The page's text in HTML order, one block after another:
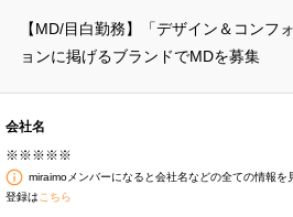
【MD/目白勤務】「デザイン＆コンフ
ョンに掲げるブランドでMDを募集
会社名
※※※※※
miraimoメンバーになると会社名などの全ての情報を
登録は こちら